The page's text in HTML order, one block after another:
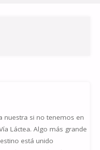
nuestra si no tenemos en
Láctea. Algo más grande
está unido